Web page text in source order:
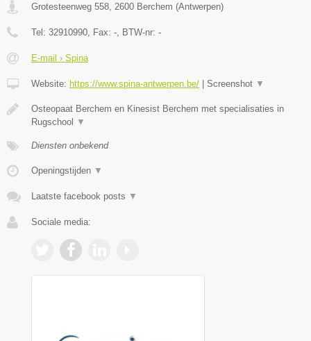
Grotesteenweg 558 2600 Berchem (Antwerpen)
Tel: 32910990 , Fax: - , BTW-nr: -
E-mail › Spina
Website: https://www.spina-antwerpen.be/ Screenshot ▼
Osteopaat Berchem en Kinesist Berchem met specialisaties in
Rugschool
▼
Diensten onbekend
Openingstijden ▼
Laatste facebook posts ▼
Sociale media: